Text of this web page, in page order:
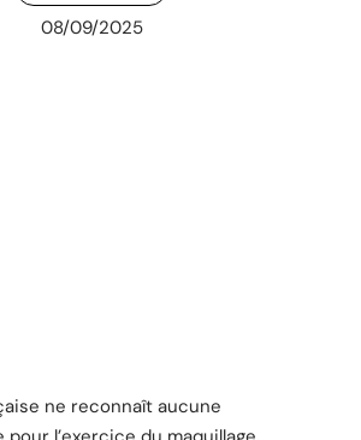
08/09/2025
ne reconnaît aucune